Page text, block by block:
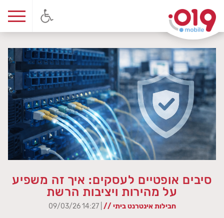
סיבים אופטיים לעסקים: איך זה משפיע
על מהירות ויציבות הרשת
חבילות אינטרנט ביתי // | 14:27 09/03/26